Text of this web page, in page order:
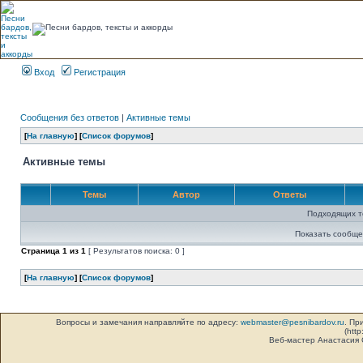
Вход Регистрация
Сообщения без ответов | Активные темы
[На главную] [Список форумов]
Активные темы
Темы Автор Ответы
Подходящих
Показать
Страница 1 из 1 [ Результатов поиска: 0 ]
[На главную] [Список форумов]
Вопросы и замечания направляйте по адресу: webmaster@pesnibardov.ru .
Веб-мастер